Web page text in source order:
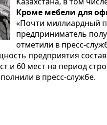
Кроме мебели для
«Почти миллиардный
предприниматель
отметили в пресс-
предприятия
и 60 мест на период
в пресс-службе.